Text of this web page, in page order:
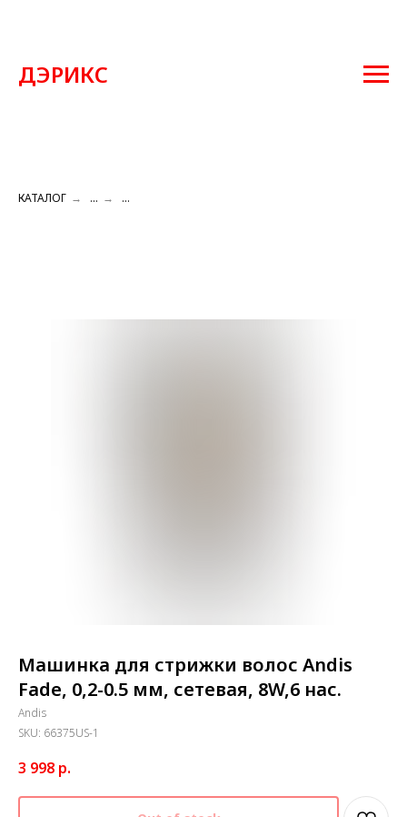
ДЭРИКС
КАТАЛОГ → ... → ...
Машинка для стрижки волос Andis
Fade, 0,2-0.5 мм, сетевая, 8W,6 нас.
Andis
SKU: 66375US-1
3 998 р.